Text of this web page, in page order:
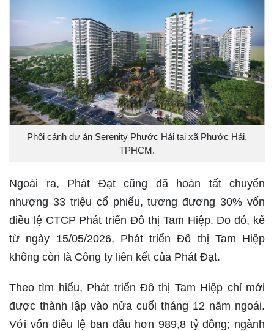
Phối cảnh dự án Serenity Phước Hải tại xã Phước Hải,
TPHCM.
Ngoài ra, Phát Đạt cũng đã hoàn tất chuyển
nhượng 33 triệu cổ phiếu, tương đương 30% vốn
điều lệ CTCP Phát triển Đô thị Tam Hiệp. Do đó, kể
từ ngày 15/05/2026, Phát triển Đô thị Tam Hiệp
không còn là Công ty liên kết của Phát Đạt.
Theo tìm hiểu, Phát triển Đô thị Tam Hiệp chỉ mới
được thành lập vào nửa cuối tháng 12 năm ngoái.
Với vốn điều lệ ban đầu hơn 989,8 tỷ đồng; ngành